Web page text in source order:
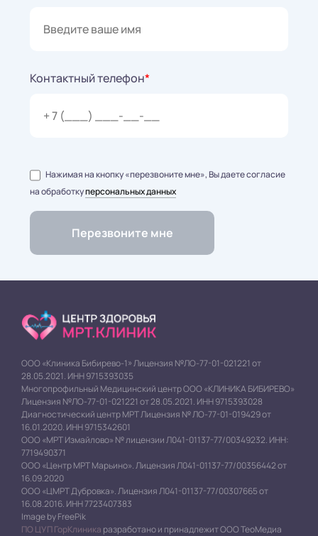
Контактный телефон*
Нажимая на кнопку «перезвоните мне», Вы даете согласие
на обработкуперсональных данных
ООО «Клиника Бибирево-1» Лицензия №ЛО-77-01-021221 от
28.05.2021. ИНН 9715393035
Многопрофильный Медицинский центр ООО «КЛИНИКА БИБИРЕВО»
Лицензия №ЛО-77-01-021221 от 28.05.2021. ИНН 9715393028
Диагностический центр МРТ Лицензия № ЛО-77-01-019429 от
16.01.2020. ИНН 9715342601
ООО «МРТ Измайлово» № лицензии Л041-01137-77/00349232. ИНН:
7719490371
ООО «Центр МРТ Марьино». Лицензия Л041-01137-77/00356442 от
16.09.2020
ООО «ЦМРТ Дубровка». Лицензия Л041-01137-77/00307665 от
16.08.2016. ИНН 7723407383
Image by FreePik
ПО ЦУП ГорКлиника разработано и принадлежит ООО ТеоМедиа